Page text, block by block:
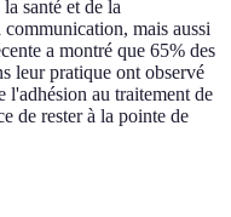
santé et de la
mais aussi
a montré que 65% des
leur pratique ont observé
l'adhésion au traitement de
de rester à la pointe de